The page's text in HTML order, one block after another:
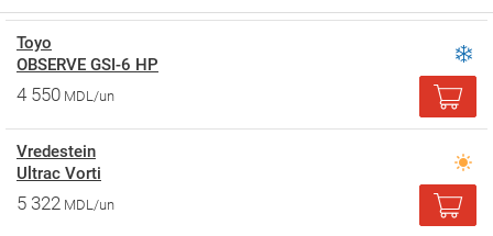
Toyo
OBSERVE GSI-6 HP
4 550 MDL/un
Vredestein
Ultrac Vorti
5 322 MDL/un